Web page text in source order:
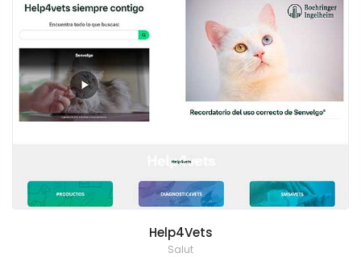
Help4Vets
Salut